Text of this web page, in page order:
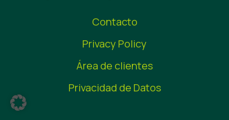
Contacto
Privacy Policy
Área de clientes
Privacidad de Datos